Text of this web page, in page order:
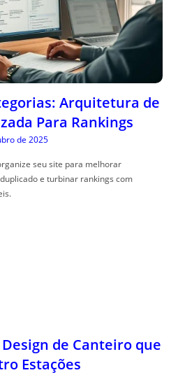
seu site para melhorar
e turbinar rankings com
de Canteiro que